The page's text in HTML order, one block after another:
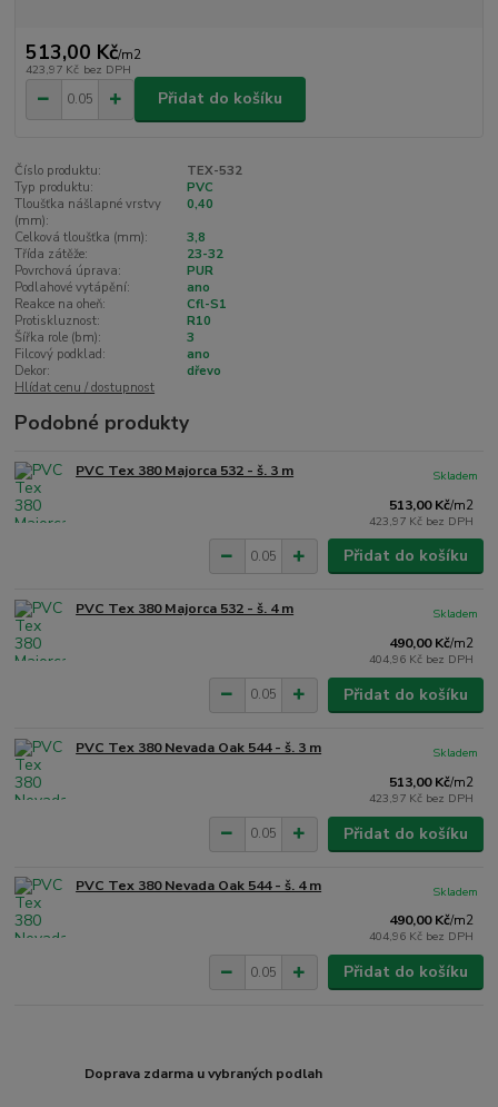
513,00 Kč/m2
423,97 Kč bez DPH
Přidat do košíku
Číslo produktu:
TEX-532
Typ produktu:
PVC
Tloušťka nášlapné vrstvy
(mm):
0,40
Celková tloušťka (mm):
3,8
Třída zátěže:
23-32
Povrchová úprava:
PUR
Podlahové vytápění:
ano
Reakce na oheň:
Cfl-S1
Protiskluznost:
R10
Šířka role (bm):
3
Filcový podklad:
ano
Dekor:
dřevo
Hlídat cenu / dostupnost
Podobné produkty
PVC Tex 380 Majorca 532 - š. 3 m
513,00 Kč/m2
423,97 Kč bez DPH
Skladem
Přidat do košíku
PVC Tex 380 Majorca 532 - š. 4 m
490,00 Kč/m2
404,96 Kč bez DPH
Skladem
Přidat do košíku
PVC Tex 380 Nevada Oak 544 - š. 3 m
513,00 Kč/m2
423,97 Kč bez DPH
Skladem
Přidat do košíku
PVC Tex 380 Nevada Oak 544 - š. 4 m
490,00 Kč/m2
404,96 Kč bez DPH
Skladem
Přidat do košíku
Doprava zdarma u vybraných podlah